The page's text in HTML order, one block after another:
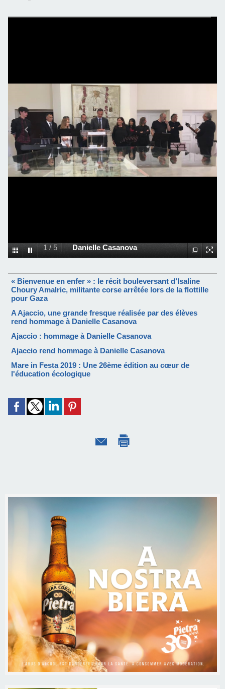
1 / 5 Danielle Casanova
« Bienvenue en enfer » : le récit bouleversant d’Isaline
Choury Amalric, militante corse arrêtée lors de la flottille
pour Gaza
A Ajaccio, une grande fresque réalisée par des élèves
rend hommage à Danielle Casanova
Ajaccio : hommage à Danielle Casanova
Ajaccio rend hommage à Danielle Casanova
Mare in Festa 2019 : Une 26ème édition au cœur de
l'éducation écologique